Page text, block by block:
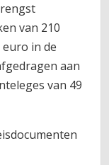
van 210
in de
aan
van 49